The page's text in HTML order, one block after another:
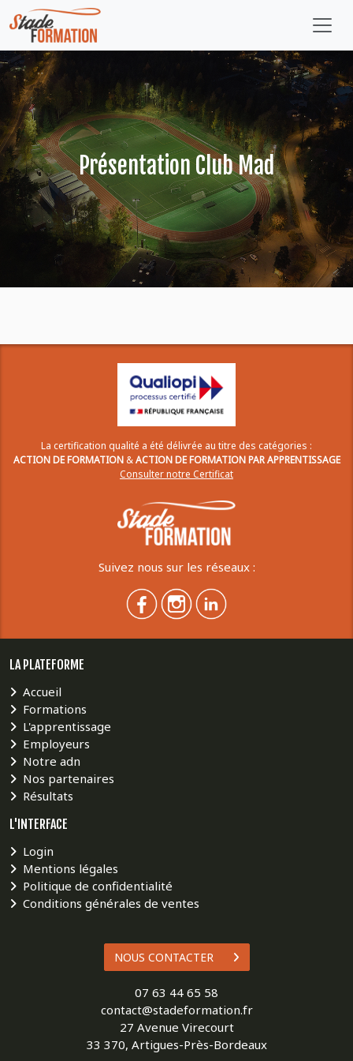
Présentation Club Mad
La certification qualité a été délivrée au titre des catégories :
ACTION DE FORMATION&ACTION DE FORMATION PAR APPRENTISSAGE
Consulter notre Certificat
Suivez nous sur les réseaux :
LA PLATEFORME
Accueil
Formations
L'apprentissage
Employeurs
Notre adn
Nos partenaires
Résultats
L'INTERFACE
Login
Mentions légales
Politique de confidentialité
Conditions générales de ventes
NOUS CONTACTER
07 63 44 65 58
contact@stadeformation.fr
27 Avenue Virecourt
33 370, Artigues-Près-Bordeaux